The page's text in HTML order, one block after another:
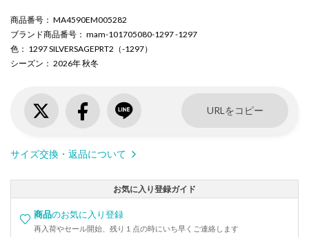
商品番号 ： MA4590EM005282
ブランド商品番号 ： mam-101705080-1297 -1297
色 ： 1297 SILVERSAGEPRT2（-1297）
シーズン ： 2026年 秋冬
URLをコピー
サイズ交換・返品について
お気に入り登録ガイド
商品のお気に入り登録
再入荷やセール開始、残り１点の時にいち早くご連絡します